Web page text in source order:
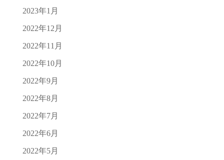
2023年1月
2022年12月
2022年11月
2022年10月
2022年9月
2022年8月
2022年7月
2022年6月
2022年5月